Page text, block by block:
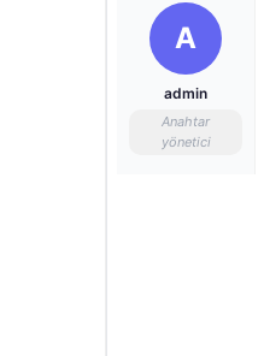
A
admin
Anahtar
yönetici